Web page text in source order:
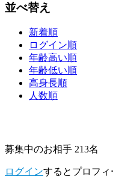
並べ替え
新着順
ログイン順
年齢高い順
年齢低い順
高身長順
人数順
募集中のお相手 213名
ログインするとプロフ